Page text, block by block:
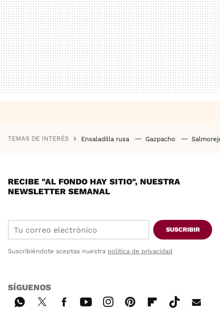
TEMAS DE INTERÉS Ensaladilla rusa Gazpacho
RECIBE "AL FONDO HAY SITIO", NUESTRA
NEWSLETTER SEMANAL
SUSCRIBIR
Suscribiéndote aceptas nuestra política de privacidad
SÍGUENOS